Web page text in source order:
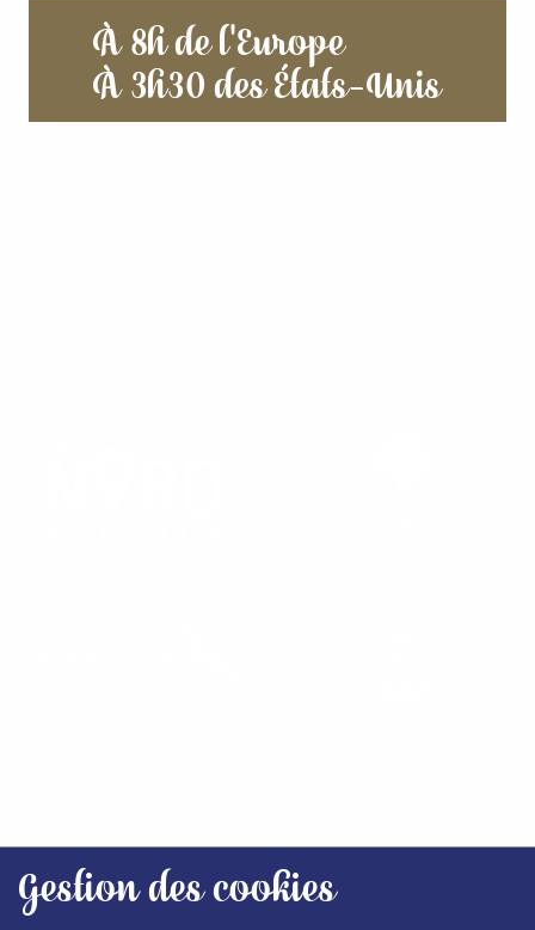
À 8h de l'Europe
À 3h30 des États-Unis
PLAN DU SITE
Gestion des cookies